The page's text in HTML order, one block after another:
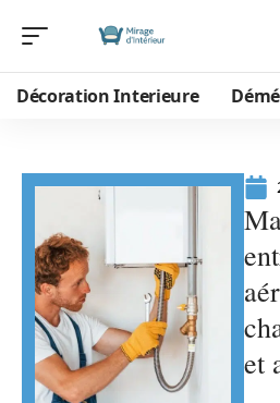
Décoration Interieure
et